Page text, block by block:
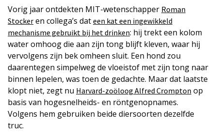
Vorig jaar ontdekten MIT-wetenschapper Roman
Stocker en collega’s dat een kat een ingewikkeld
mechanisme gebruikt bij het drinken: hij trekt een kolom
water omhoog die aan zijn tong blijft kleven, waar hij
vervolgens zijn bek omheen sluit. Een hond zou
daarentegen simpelweg de vloeistof met zijn tong naar
binnen lepelen, was toen de gedachte. Maar dat laatste
klopt niet, zegt nu Harvard-zoöloog Alfred Crompton op
basis van hogesnelheids- en röntgenopnames.
Volgens hem gebruiken beide diersoorten dezelfde
truc.